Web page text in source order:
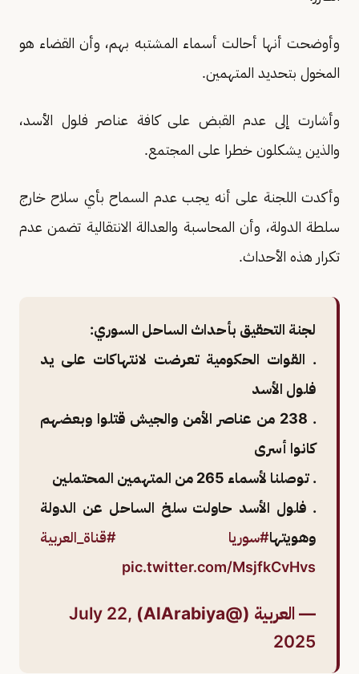
وأوضحت أنها أحالت أسماء المشتبه بهم، وأن القضاء هو
المخول بتحديد المتهمين.
وأشارت إلى عدم القبض على كافة عناصر فلول الأسد،
والذين يشكلون خطرا على المجتمع.
وأكدت اللجنة على أنه يجب عدم السماح بأي سلاح خارج
سلطة الدولة، وأن المحاسبة والعدالة الانتقالية تضمن عدم
تكرار هذه الأحداث.
لجنة التحقيق بأحداث الساحل السوري:
. القوات الحكومية تعرضت لانتهاكات على يد
فلول الأسد
. 238 من عناصر الأمن والجيش قتلوا وبعضهم
كانوا أسرى
. توصلنا لأسماء 265 من المتهمين المحتملين
. فلول الأسد حاولت سلخ الساحل عن الدولة
وهويتها#سوريا
#قناة_العربية
pic.twitter.com/MsjfkCvHvs
— العربية (@AlArabiya)
July 22,
2025